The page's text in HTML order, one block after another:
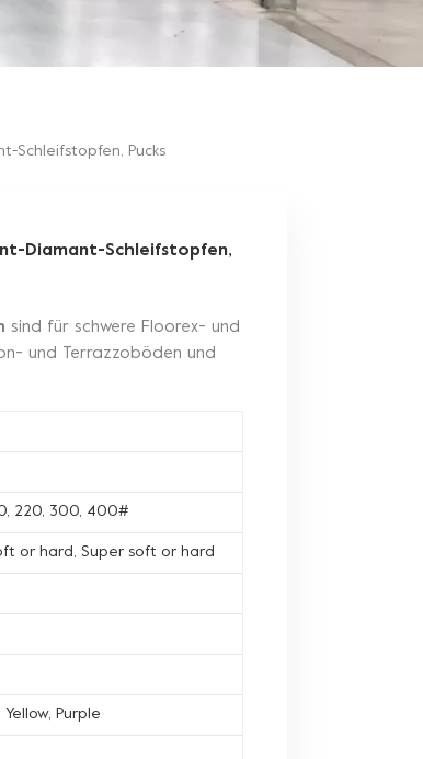
Schleifstopfen, Pucks
Diamant-Schleifstopfen,
sind für schwere Floorex- und
und Terrazzoböden und
220, 300, 400#
or hard, Super soft or hard
Yellow, Purple